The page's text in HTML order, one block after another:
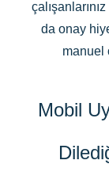
da onay
manuel
Mobil